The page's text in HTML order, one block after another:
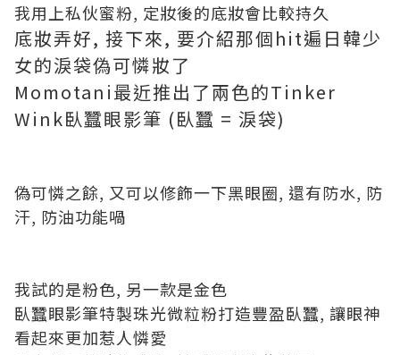
我用上私伙蜜粉, 定妝後的底妝會比較持久
底妝弄好, 接下來, 要介紹那個hit遍日韓少
女的淚袋偽可憐妝了
Momotani最近推出了兩色的Tinker
Wink臥蠶眼影筆 (臥蠶 = 淚袋)
偽可憐之餘, 又可以修飾一下黑眼圈, 還有防水, 防
汗, 防油功能喎
我試的是粉色, 另一款是金色
臥蠶眼影筆特製珠光微粒粉打造豐盈臥蠶, 讓眼神
看起來更加惹人憐愛